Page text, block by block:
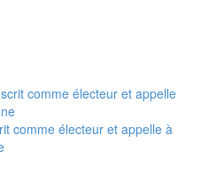
comme électeur et appelle à